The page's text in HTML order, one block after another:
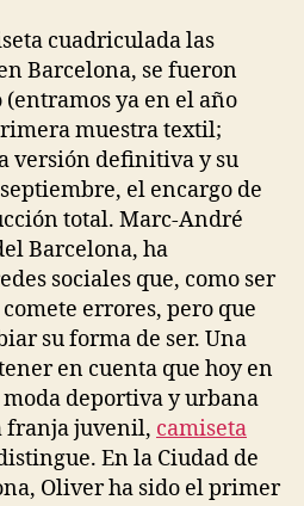
cuadriculada las
Barcelona, se fueron
ya en el año
muestra textil;
versión definitiva y su
el encargo de
total. Marc-André
Barcelona, ha
sociales que, como ser
errores, pero que
su forma de ser. Una
en cuenta que hoy en
deportiva y urbana
franja juvenil, camiseta
En la Ciudad de
Oliver ha sido el primer